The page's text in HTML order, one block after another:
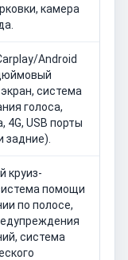
камера
Android
система
голоса,
4G, USB порты
задние).
круиз-
помощи
по полосе,
система